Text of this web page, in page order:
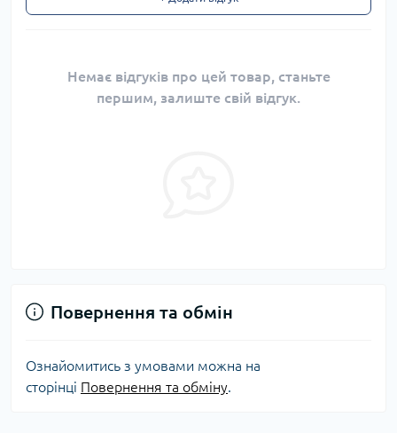
Немає відгуків про цей товар, станьте
першим, залиште свій відгук.
Повернення та обмін
Ознайомитись з умовами можна на
сторінці Повернення та обміну